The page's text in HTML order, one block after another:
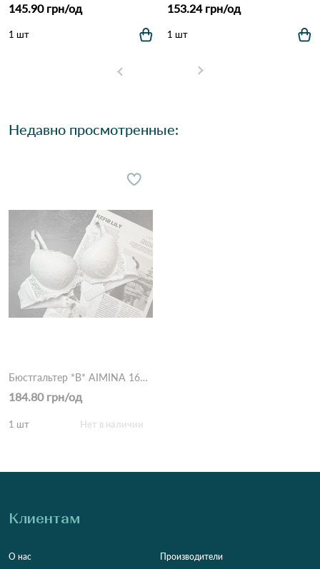
145.90 грн/од
1 шт
153.24 грн/од
1 шт
Недавно просмотренные:
Бюстгальтер *B* AIMINA 1695 9,3 Белый
184.80 грн/од
1 шт Нет в наличии
Клиентам
О нас Производители